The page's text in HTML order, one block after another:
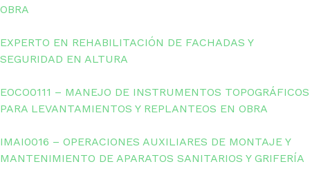
OBRA
EXPERTO EN REHABILITACIÓN DE FACHADAS Y
SEGURIDAD EN ALTURA
EOCO0111 – MANEJO DE INSTRUMENTOS TOPOGRÁFICOS
PARA LEVANTAMIENTOS Y REPLANTEOS EN OBRA
IMAI0016 – OPERACIONES AUXILIARES DE MONTAJE Y
MANTENIMIENTO DE APARATOS SANITARIOS Y GRIFERÍA